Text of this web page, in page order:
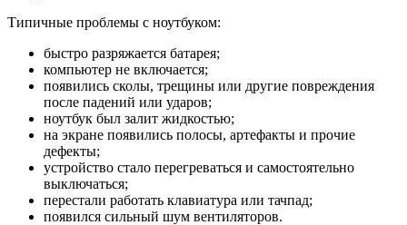
Типичные проблемы с ноутбуком:
быстро разряжается батарея;
компьютер не включается;
появились сколы, трещины или другие повреждения
после падений или ударов;
ноутбук был залит жидкостью;
на экране появились полосы, артефакты и прочие
дефекты;
устройство стало перегреваться и самостоятельно
выключаться;
перестали работать клавиатура или тачпад;
появился сильный шум вентиляторов.